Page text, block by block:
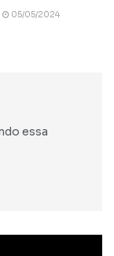
05/05/2024
essa